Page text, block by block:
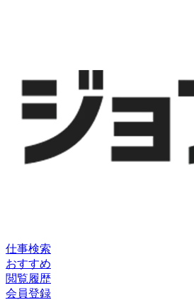
仕事検索
おすすめ
閲覧履歴
会員登録